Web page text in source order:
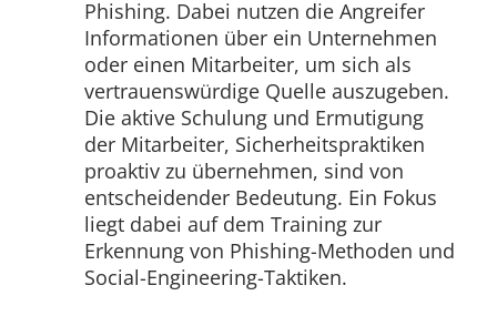
Phishing. Dabei nutzen die Angreifer
Informationen über ein Unternehmen
oder einen Mitarbeiter, um sich als
vertrauenswürdige Quelle auszugeben.
Die aktive Schulung und Ermutigung
der Mitarbeiter, Sicherheitspraktiken
proaktiv zu übernehmen, sind von
entscheidender Bedeutung. Ein Fokus
liegt dabei auf dem Training zur
Erkennung von Phishing-Methoden und
Social-Engineering-Taktiken.